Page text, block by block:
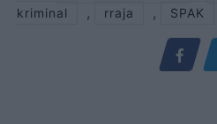
kriminal
, rraja , SPAK